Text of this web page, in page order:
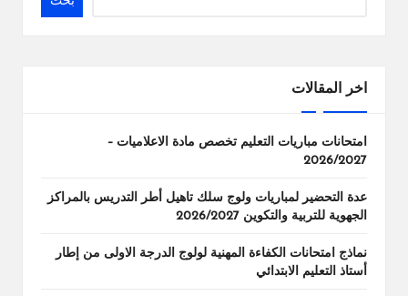
اخر المقالات
امتحانات مباريات التعليم تخصص مادة الاعلاميات –
2026/2027
عدة التحضير لمباريات ولوج سلك تاهيل أطر التدريس بالمراكز
الجهوية للتربية والتكوين 2026/2027
نماذج امتحانات الكفاءة المهنية لولوج الدرجة الاولى من إطار
أستاذ التعليم الابتدائي